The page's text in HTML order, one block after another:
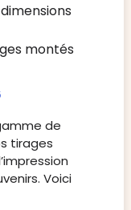
montés
de
tirages
Voici